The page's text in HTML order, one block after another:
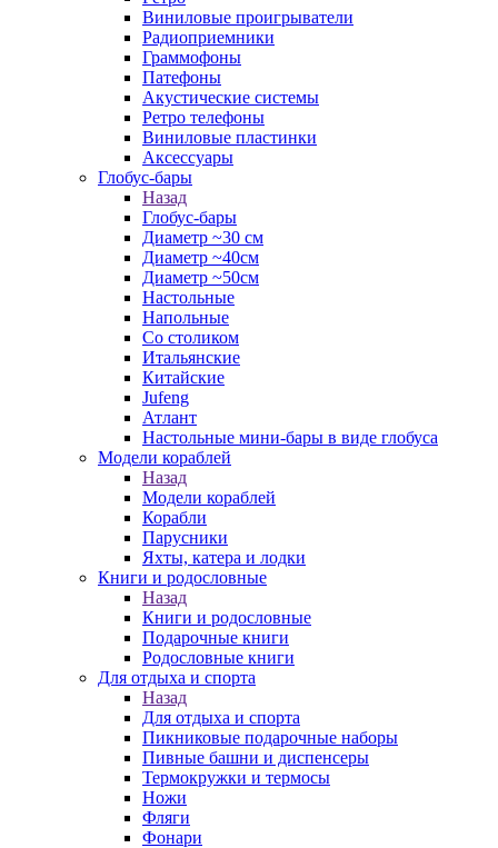
Виниловые проигрыватели
Радиоприемники
Граммофоны
Патефоны
Акустические системы
Ретро телефоны
Виниловые пластинки
Аксессуары
Глобус-бары
Назад
Глобус-бары
Диаметр ~30 см
Диаметр ~40см
Диаметр ~50см
Настольные
Напольные
Со столиком
Итальянские
Китайские
Jufeng
Атлант
Настольные мини-бары в виде глобуса
Модели кораблей
Назад
Модели кораблей
Корабли
Парусники
Яхты, катера и лодки
Книги и родословные
Назад
Книги и родословные
Подарочные книги
Родословные книги
Для отдыха и спорта
Назад
Для отдыха и спорта
Пикниковые подарочные наборы
Пивные башни и диспенсеры
Термокружки и термосы
Ножи
Фляги
Фонари